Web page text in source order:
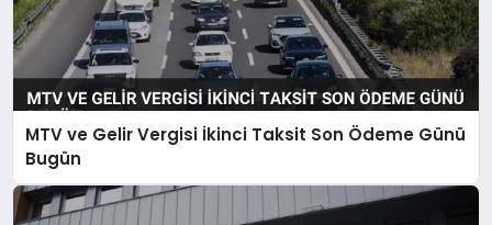
MTV ve Gelir Vergisi İkinci Taksit Son Ödeme Günü
Bugün